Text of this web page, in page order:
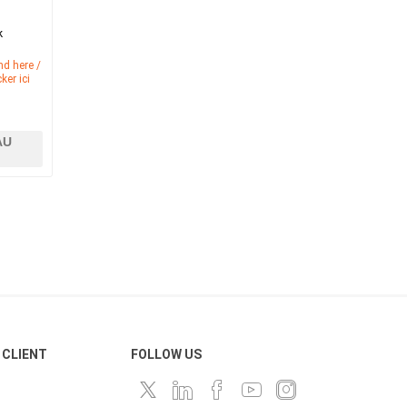
here /
ici
CLIENT FOLLOW US